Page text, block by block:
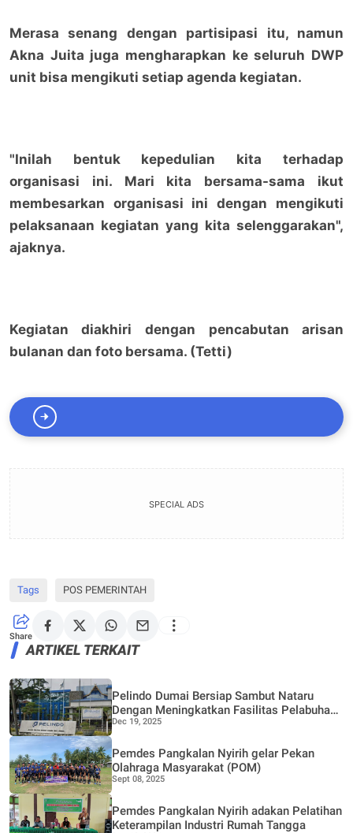
Merasa senang dengan partisipasi itu, namun
Akna Juita juga mengharapkan ke seluruh DWP
unit bisa mengikuti setiap agenda kegiatan.
"Inilah bentuk kepedulian kita terhadap
organisasi ini. Mari kita bersama-sama ikut
membesarkan organisasi ini dengan mengikuti
pelaksanaan kegiatan yang kita selenggarakan",
ajaknya.
Kegiatan diakhiri dengan pencabutan arisan
bulanan dan foto bersama. (Tetti)
SPECIAL ADS
Tags POS PEMERINTAH
Share
ARTIKEL TERKAIT
Pelindo Dumai Bersiap Sambut Nataru
Dengan Meningkatkan Fasilitas Pelabuhan
Penumpang
Dec 19, 2025
Pemdes Pangkalan Nyirih gelar Pekan
Olahraga Masyarakat (POM)
Sept 08, 2025
Pemdes Pangkalan Nyirih adakan Pelatihan
Keterampilan Industri Rumah Tangga